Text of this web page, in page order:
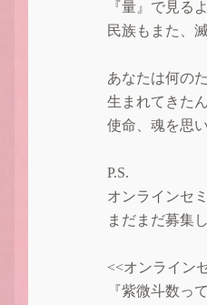
『量』で見る
民族もまた、滅
あなたは何の
生まれてきた
使命、魂を思
P.S.
オンラインセ
まだまだ募集
<<オンライン
『紫微斗数っ